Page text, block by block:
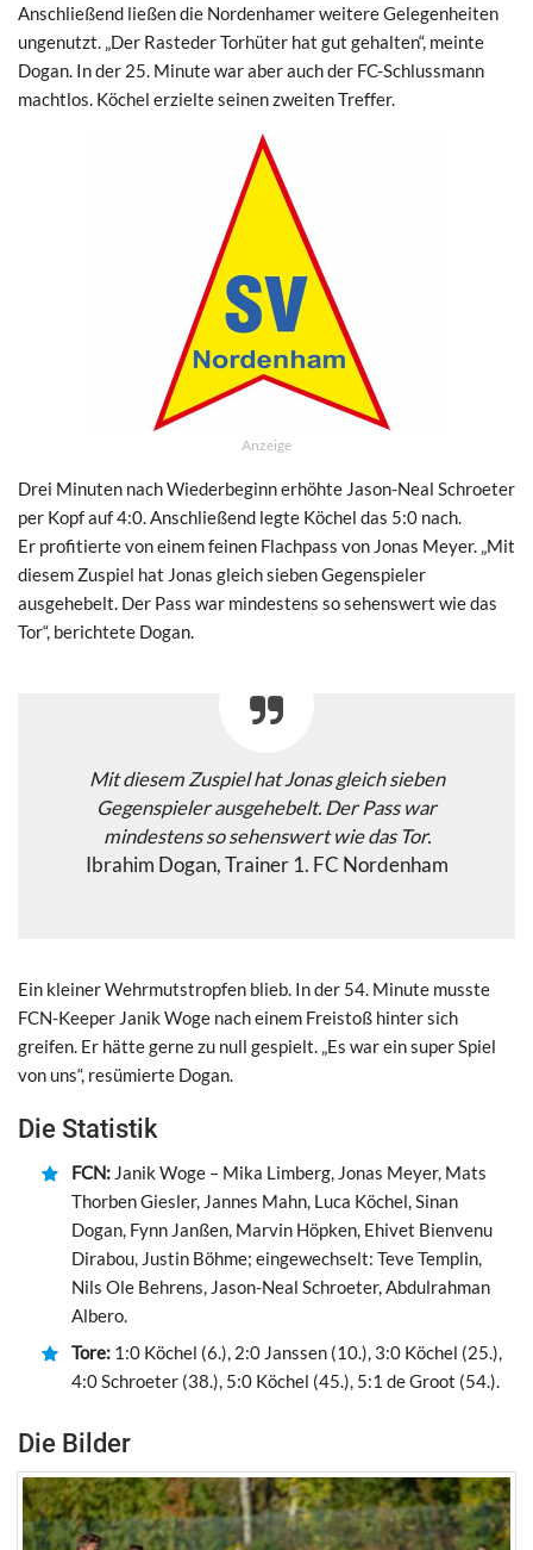
Anschließend ließen die Nordenhamer weitere Gelegenheiten
ungenutzt. „Der Rasteder Torhüter hat gut gehalten“, meinte
Dogan. In der 25. Minute war aber auch der FC-Schlussmann
machtlos. Köchel erzielte seinen zweiten Treffer.
Anzeige
Drei Minuten nach Wiederbeginn erhöhte Jason-Neal Schroeter
per Kopf auf 4:0. Anschließend legte Köchel das 5:0 nach.
Er profitierte von einem feinen Flachpass von Jonas Meyer. „Mit
diesem Zuspiel hat Jonas gleich sieben Gegenspieler
ausgehebelt. Der Pass war mindestens so sehenswert wie das
Tor“, berichtete Dogan.
Mit diesem Zuspiel hat Jonas gleich sieben
Gegenspieler ausgehebelt. Der Pass war
mindestens so sehenswert wie das Tor.
Ibrahim Dogan, Trainer 1. FC Nordenham
Ein kleiner Wehrmutstropfen blieb. In der 54. Minute musste
FCN-Keeper Janik Woge nach einem Freistoß hinter sich
greifen. Er hätte gerne zu null gespielt. „Es war ein super Spiel
von uns“, resümierte Dogan.
Die Statistik
FCN: Janik Woge – Mika Limberg, Jonas Meyer, Mats
Thorben Giesler, Jannes Mahn, Luca Köchel, Sinan
Dogan, Fynn Janßen, Marvin Höpken, Ehivet Bienvenu
Dirabou, Justin Böhme; eingewechselt: Teve Templin,
Nils Ole Behrens, Jason-Neal Schroeter, Abdulrahman
Albero.
Tore: 1:0 Köchel (6.), 2:0 Janssen (10.), 3:0 Köchel (25.),
4:0 Schroeter (38.), 5:0 Köchel (45.), 5:1 de Groot (54.).
Die Bilder